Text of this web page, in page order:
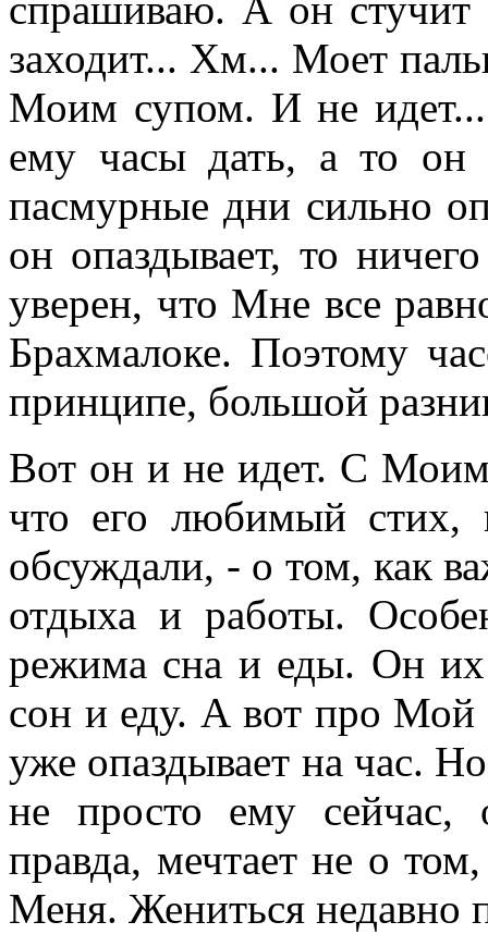
спрашиваю. А он стучит
заходит... Хм... Моет
Моим супом. И не
ему часы дать, а то он
пасмурные дни сильно
он опаздывает, то
уверен, что Мне все
Брахмалоке. Поэтому
принципе, большой
Вот он и не идет. С Моим
что его любимый
обсуждали, - о том, как
отдыха и работы.
режима сна и еды. Он их
сон и еду. А вот про Мой
уже опаздывает на час.
не просто ему сейчас,
правда, мечтает не о
Меня. Жениться недавно